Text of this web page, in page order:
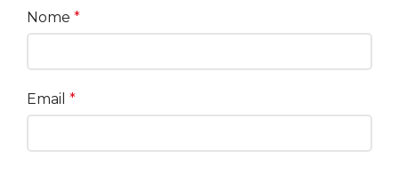
Nome *
Email *